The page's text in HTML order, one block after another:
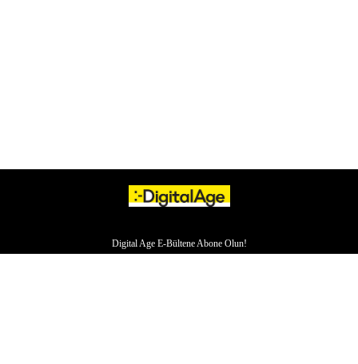
Digital Age E-Bültene Abone Olun!